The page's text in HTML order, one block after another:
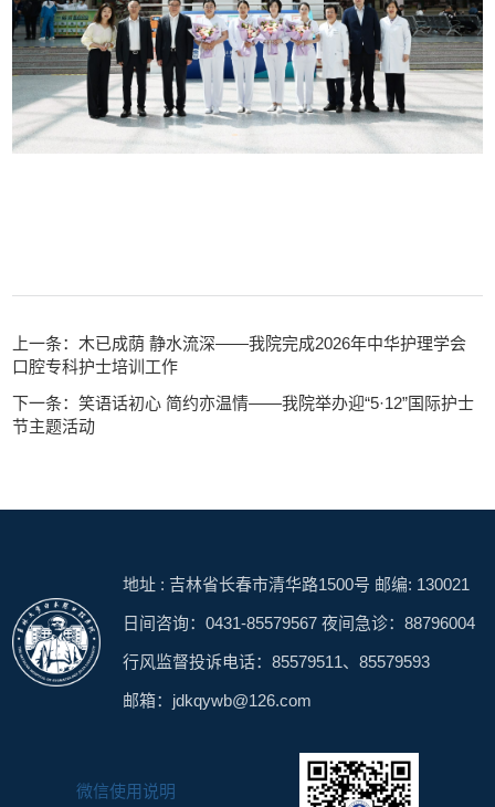
上一条：木已成荫 静水流深——我院完成2026年中华护理学会
口腔专科护士培训工作
下一条：笑语话初心 简约亦温情——我院举办迎“5·12”国际护士
节主题活动
地址 : 吉林省长春市清华路1500号 邮编: 130021
日间咨询：0431-85579567 夜间急诊：88796004
行风监督投诉电话：85579511、85579593
邮箱：jdkqywb@126.com
微信使用说明